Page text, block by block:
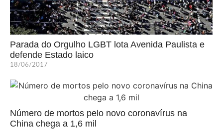
Parada do Orgulho LGBT lota Avenida Paulista e
defende Estado laico
18/06/2017
Número de mortos pelo novo coronavírus na
China chega a 1,6 mil